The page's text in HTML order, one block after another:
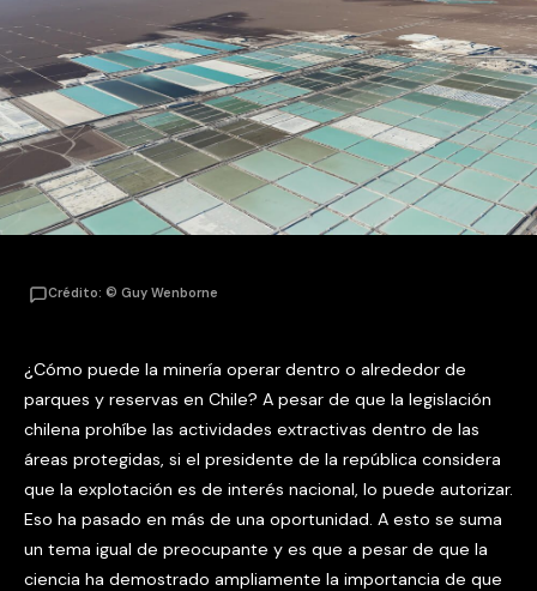
Crédito: © Guy Wenborne
¿Cómo puede la minería operar dentro o alrededor de
parques y reservas en Chile? A pesar de que la legislación
chilena prohíbe las actividades extractivas dentro de las
áreas protegidas, si el presidente de la república considera
que la explotación es de interés nacional, lo puede autorizar.
Eso ha pasado en más de una oportunidad. A esto se suma
un tema igual de preocupante y es que a pesar de que la
ciencia ha demostrado ampliamente la importancia de que